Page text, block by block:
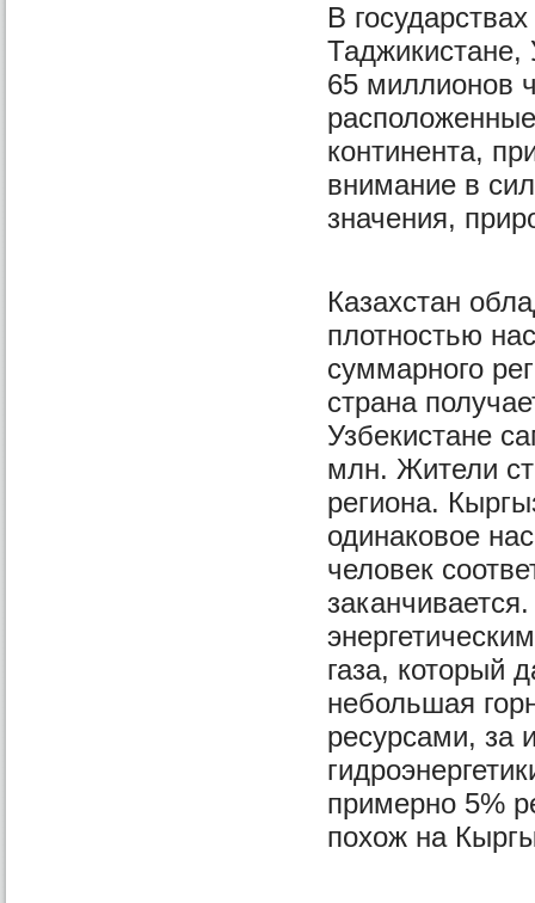
В
Таджикистане,
65 миллионов
континента,
внимание в
значения,
Казахстан
плотностью
суммарного
страна
Узбекистане
млн. Жители
региона.
одинаковое
человек
газа, который
небольшая
ресурсами, за
примерно 5%
похож на